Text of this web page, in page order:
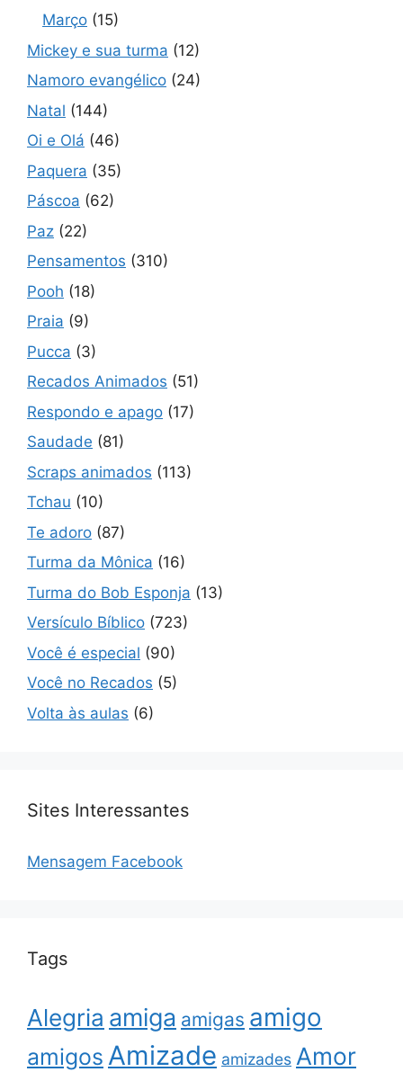
Março (15)
Mickey e sua turma (12)
Namoro evangélico (24)
Natal (144)
Oi e Olá (46)
Paquera (35)
Páscoa (62)
Paz (22)
Pensamentos (310)
Pooh (18)
Praia (9)
Pucca (3)
Recados Animados (51)
Respondo e apago (17)
Saudade (81)
Scraps animados (113)
Tchau (10)
Te adoro (87)
Turma da Mônica (16)
Turma do Bob Esponja (13)
Versículo Bíblico (723)
Você é especial (90)
Você no Recados (5)
Volta às aulas (6)
Sites Interessantes
Mensagem Facebook
Tags
Alegria amiga amigas amigo
amigos Amizade amizades Amor